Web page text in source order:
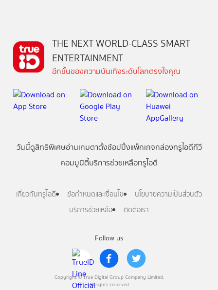
Follow us
Copyright © True Digital Group Company Limited.
All rights reserved
THE NEXT WORLD-CLASS SMART
ENTERTAINMENT
อีกขั้นของความบันเทิงระดับโลกตรงใจคุณ
วันนี้ดูสิทธิพิเศษอ่านเกมตาตั้งช้อปปิ้งแพ็กเกจกล่องทรูไอดีทีวี
คอมมูนิตี้บริการช่วยเหลือทรูไอดี
เกี่ยวกับทรูไอดี ข้อกำหนดและเงื่อนไข
นโยบายความเป็นส่วนตัว
บริการช่วยเหลือ
ติดต่อเรา